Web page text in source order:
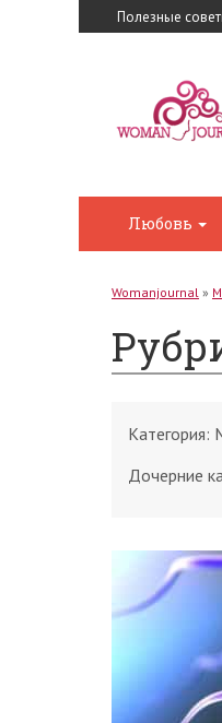
Полезные
Любовь
Womanjournal »
Категория:
Дочерние